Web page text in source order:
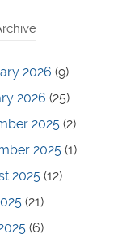
2026 (9)
2026 (25)
2025 (2)
2025 (1)
2025 (12)
(21)
(6)